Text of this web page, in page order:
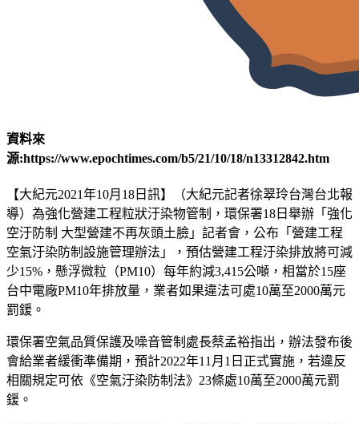
資料來
源:https://www.epochtimes.com/b5/21/10/18/n13312842.htm
【大紀元2021年10月18日訊】（大紀元記者徐翠玲台灣台北報
導）為強化營建工程粒狀汙染物管制，環保署18日舉辦「強化
空汙防制 大型營建不再灰頭土臉」記者會，公布「營建工程
空氣汙染防制設施管理辦法」，預估營建工程汙染排放將可減
少15%，懸浮微粒（PM10）每年約減3,415公噸，相當於15座
台中電廠PM10年排放量，業者如果違法可處10萬至2000萬元
罰鍰。
環保署空氣品質保護及噪音管制處長蔡孟裕指出，辦法發布後
會給業者緩衝準備期，預計2022年11月1日正式實施，若違反
相關規定可依《空氣汙染防制法》23條處10萬至2000萬元罰
鍰。